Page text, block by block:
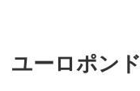
ユーロポンド